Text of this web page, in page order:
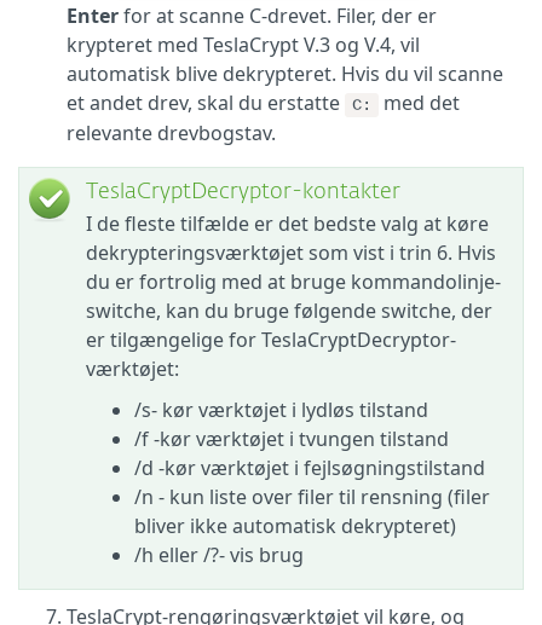
Enterfor at scanne C-drevet. Filer, der er
krypteret med TeslaCrypt V.3 og V.4, vil
automatisk blive dekrypteret. Hvis du vil scanne
et andet drev, skal du erstatte
C:
med det
relevante drevbogstav.
TeslaCryptDecryptor-kontakter
I de fleste tilfælde er det bedste valg at køre
dekrypteringsværktøjet som vist i trin 6. Hvis
du er fortrolig med at bruge kommandolinje-
switche, kan du bruge følgende switche, der
er tilgængelige for TeslaCryptDecryptor-
værktøjet:
/s- kør værktøjet i lydløs tilstand
/f -kør værktøjet i tvungen tilstand
/d -kør værktøjet i fejlsøgningstilstand
/n - kun liste over filer til rensning (filer
bliver ikke automatisk dekrypteret)
/h eller /?- vis brug
TeslaCrypt-rengøringsværktøjet vil køre, og